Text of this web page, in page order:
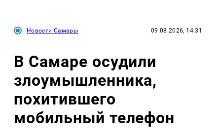
Новости Самары 09.08.2026, 14:31
В Самаре осудили
злоумышленника,
похитившего
мобильный телефон